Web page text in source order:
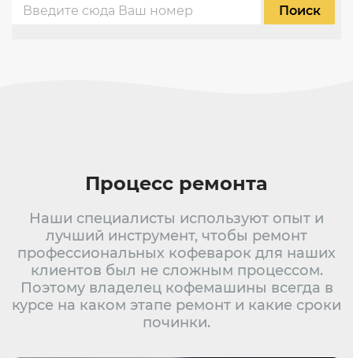
Процесс ремонта
Наши специалисты используют опыт и
лучший инструмент, чтобы ремонт
профессиональных кофеварок для наших
клиентов был не сложным процессом.
Поэтому владелец кофемашины всегда в
курсе на каком этапе ремонт и какие сроки
починки.